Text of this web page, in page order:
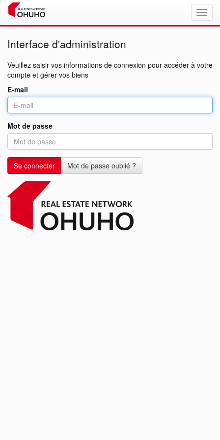
Interface d'administration
Veuillez saisir vos informations de connexion pour accéder à votre
compte et gérer vos biens
E-mail
Mot de passe
Se connecter Mot de passe oublié ?